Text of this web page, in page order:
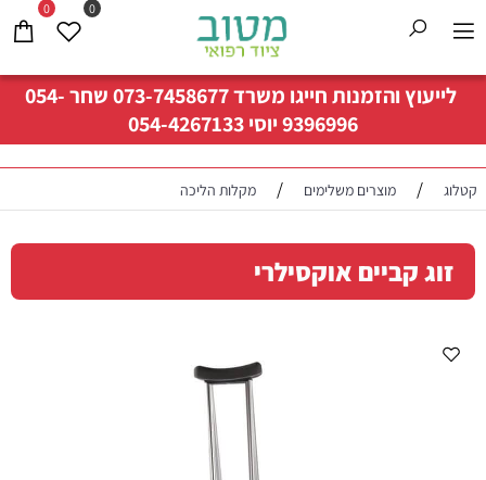
לייעוץ והזמנות חייגו משרד073-7458677שחר054-
9396996יוסי054-4267133
0 0
קטלוג / מוצרים משלימים / מקלות הליכה
זוג קביים אוקסילרי